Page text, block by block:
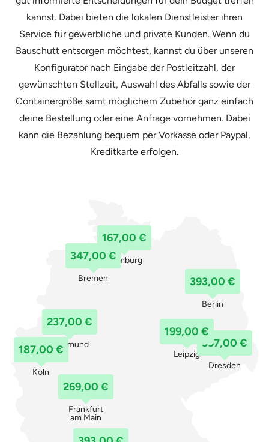
kannst. Dabei bieten die lokalen Dienstleister ihren
Service für gewerbliche und private Kunden. Wenn du
Bauschutt entsorgen möchtest, kannst du über unseren
Konfigurator nach Eingabe der Postleitzahl, der
gewünschten Stellzeit, Auswahl des Abfalls sowie der
Containergröße samt möglichem Zubehör ganz einfach
deine Bestellung oder eine Anfrage vornehmen. Dabei
kann die Bezahlung bequem per Vorkasse oder Paypal,
Kreditkarte erfolgen.
Berlin
Dresden
Leipzig
Frankfurt
am Main
Köln
Dortmund
Bremen
Hamburg
393,00 €
357,00 €
199,00 €
269,00 €
187,00 €
237,00 €
347,00 €
167,00 €